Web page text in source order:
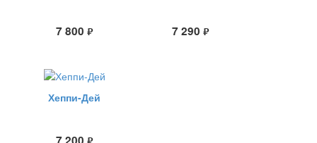
7 800 руб. 7 290 руб.
Хеппи-Дей
руб.